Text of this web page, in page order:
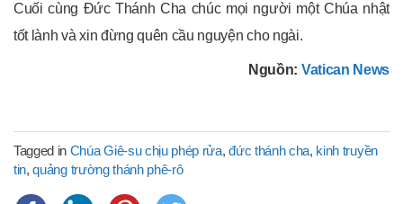
Cuối cùng Đức Thánh Cha chúc mọi người một Chúa nhật
tốt lành và xin đừng quên cầu nguyện cho ngài.
Nguồn: Vatican News
Tagged in Chúa Giê-su chịu phép rửa,đức thánh cha, kinh truyền
tin,quảng trường thánh phê-rô